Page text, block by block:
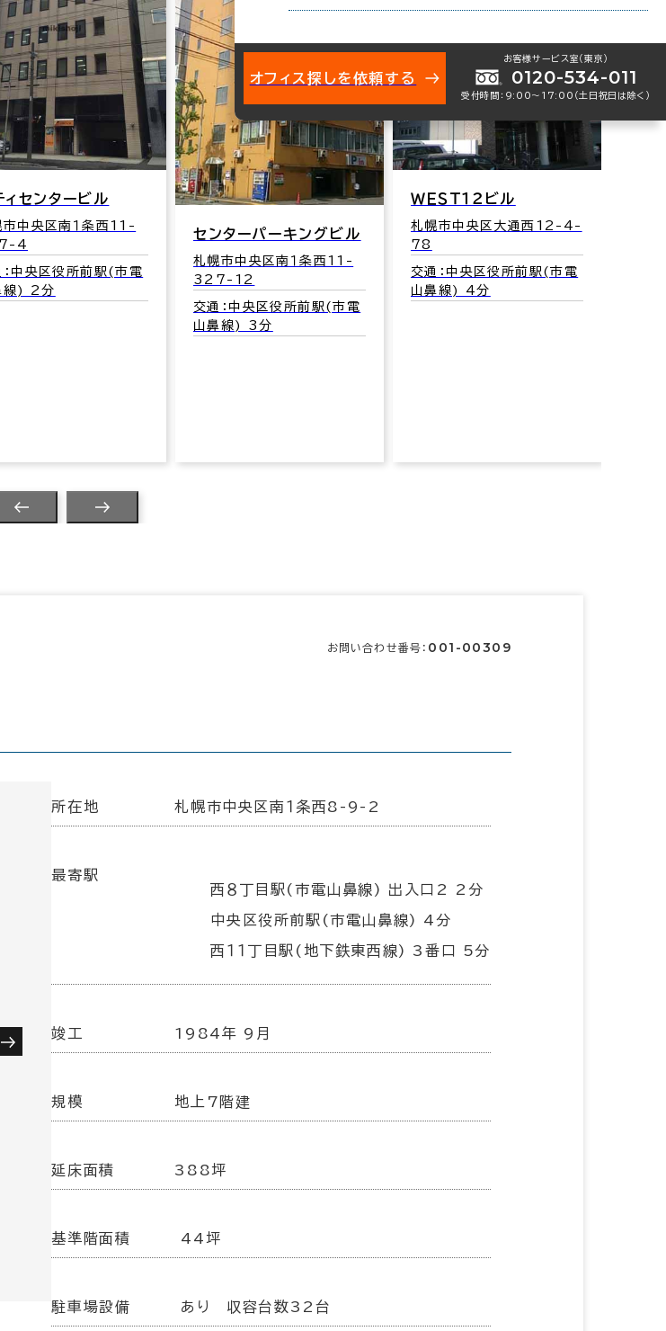
センターパーキングビル
札幌市中央区南１条西11-
327-12
交通：中央区役所前駅(市電
ＷＥＳＴ１２ビル
札幌市中央区大通西12-4-
78
交通：中央区役所前駅(市電
山鼻線) 4分
お問い合わせ番号： 001-00309
所在地 札幌市中央区南１条西8-9-2
最寄駅
西８丁目駅(市電山鼻線) 出入口2 2分
中央区役所前駅(市電山鼻線) 4分
西１１丁目駅(地下鉄東西線) 3番口 5分
竣工 1984年 9月
規模 地上7階建
延床面積 388坪
基準階面積 44坪
駐車場設備 あり 収容台数32台
オフィス探しを依頼する
お客様サービス室（東京）
0120-534-011
受付時間：9:00〜17:00（土日祝日は除く）